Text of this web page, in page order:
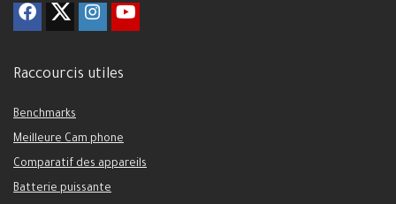
Raccourcis utiles
Benchmarks
Meilleure Cam phone
Comparatif des appareils
Batterie puissante